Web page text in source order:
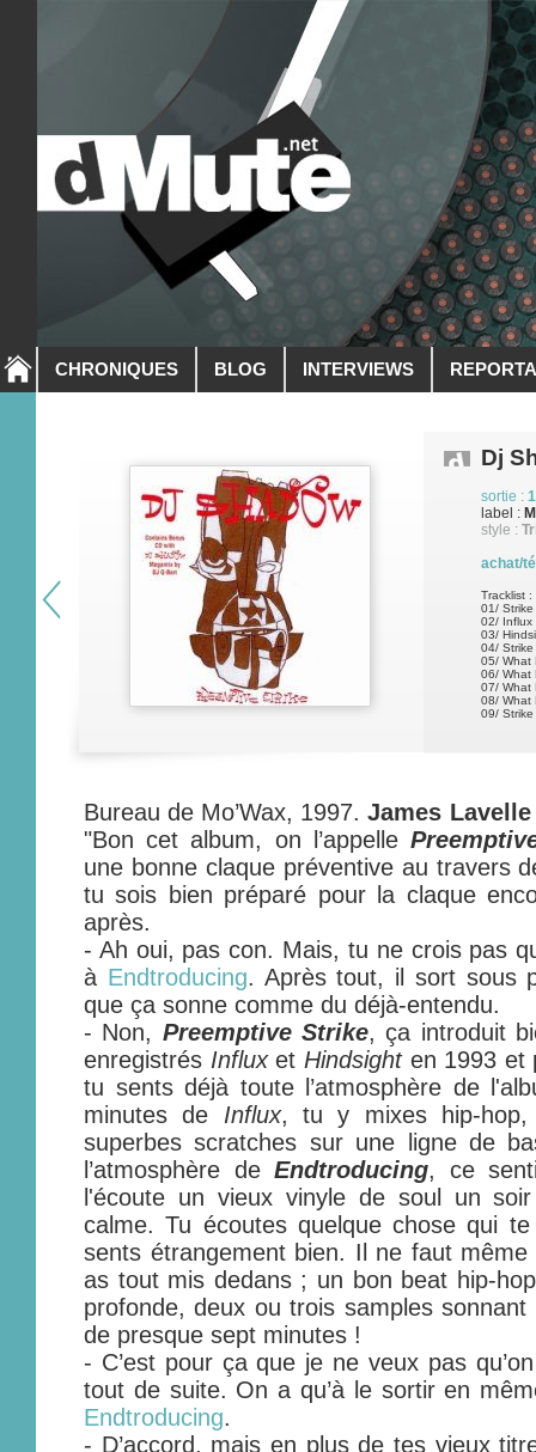
CHRONIQUES BLOG INTERVIEWS
Dj
sortie :
label :
style :
achat/
Tracklist :
01/ Strike
02/ Influx
03/
04/ Strike
05/ What
06/ What
07/ What
08/ What
09/
Bureau de Mo’Wax, 1997.James Lavelle
"Bon cet album, on l’appelle
une bonne claque préventive au travers
tu sois bien préparé pour la claque
après.
- Ah oui, pas con. Mais, tu ne crois pas
à Endtroducing. Après tout, il sort sous
que ça sonne comme du déjà-entendu.
- Non, Preemptive Strike, ça introduit
enregistrés Influxet Hindsighten 1993 et
tu sents déjà toute l’atmosphère de
minutes de Influx, tu y mixes hip-
superbes scratches sur une ligne de
l’atmosphère de Endtroducing, ce
l'écoute un vieux vinyle de soul un
calme. Tu écoutes quelque chose qui
sents étrangement bien. Il ne faut
as tout mis dedans ; un bon beat hip-
profonde, deux ou trois samples
de presque sept minutes !
- C’est pour ça que je ne veux pas
tout de suite. On a qu’à le sortir en
Endtroducing.
- D’accord, mais en plus de tes vieux